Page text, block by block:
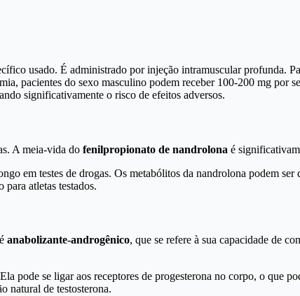
usado. É administrado por injeção intramuscular profunda.
pacientes do sexo masculino podem receber 100-200 mg por
significativamente o risco de efeitos adversos.
A meia-vida do fenilpropionato de nandrolona é
em testes de drogas. Os metabólitos da nandrolona podem
atletas testados.
anabolizante-androgênico, que se refere à sua capacidade de
pode se ligar aos receptores de progesterona no corpo, o que
natural de testosterona.